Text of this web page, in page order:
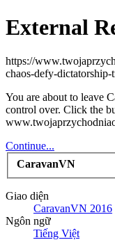
External
https://
chaos-defy-dictatorship-
You are about to leave
control over. Click the
Continue...
CaravanVN
Giao diện
CaravanVN 2016
Ngôn ngữ
Tiếng Việt